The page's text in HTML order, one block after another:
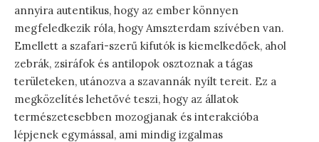
annyira autentikus, hogy az ember könnyen
megfeledkezik róla, hogy Amszterdam szívében van.
Emellett a szafari-szerű kifutók is kiemelkedőek, ahol
zebrák, zsiráfok és antilopok osztoznak a tágas
területeken, utánozva a szavannák nyílt tereit. Ez a
megközelítés lehetővé teszi, hogy az állatok
természetesebben mozogjanak és interakcióba
lépjenek egymással, ami mindig izgalmas